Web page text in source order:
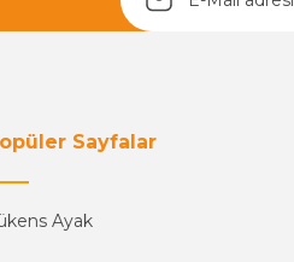
Sayfalar
Ayak